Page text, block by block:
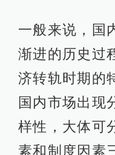
一般来说，国
渐进的历史过
济转轨时期的
国内市场出现
样性，大体可
素和制度因素